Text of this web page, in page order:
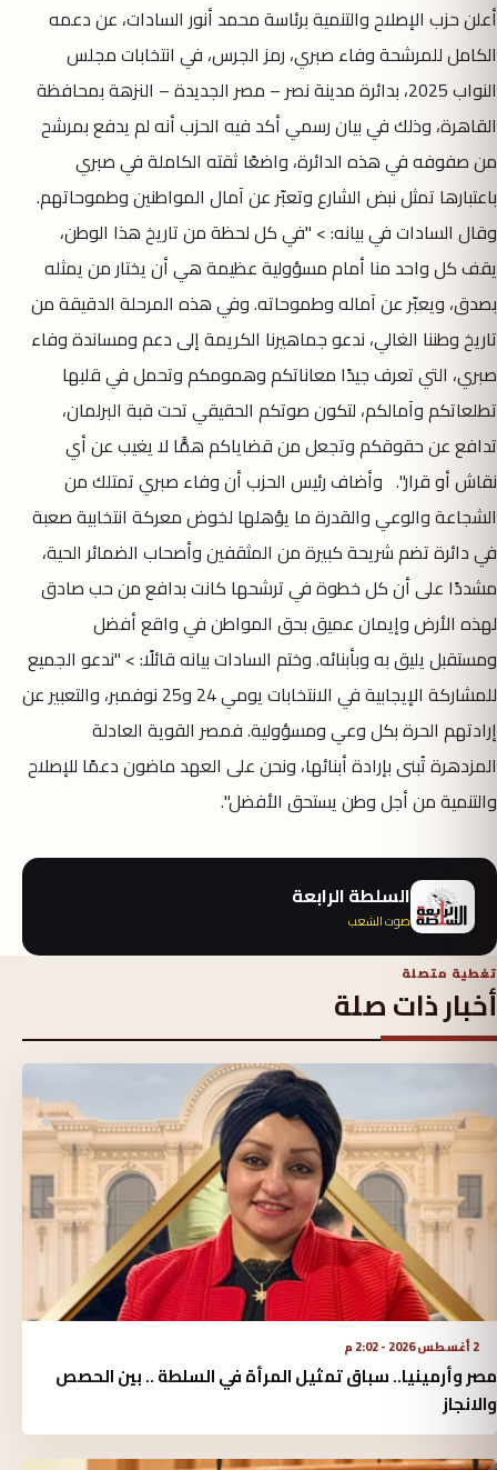
أعلن حزب الإصلاح والتنمية برئاسة محمد أنور السادات، عن دعمه
الكامل للمرشحة وفاء صبري، رمز الجرس، في انتخابات مجلس
النواب 2025، بدائرة مدينة نصر – مصر الجديدة – النزهة بمحافظة
القاهرة، وذلك في بيان رسمي أكد فيه الحزب أنه لم يدفع بمرشح
من صفوفه في هذه الدائرة، واضعًا ثقته الكاملة في صبري
باعتبارها تمثل نبض الشارع وتعبّر عن آمال المواطنين وطموحاتهم.
وقال السادات في بيانه: > "في كل لحظة من تاريخ هذا الوطن،
يقف كل واحد منا أمام مسؤولية عظيمة هي أن يختار من يمثله
بصدق، ويعبّر عن آماله وطموحاته. وفي هذه المرحلة الدقيقة من
تاريخ وطننا الغالي، ندعو جماهيرنا الكريمة إلى دعم ومساندة وفاء
صبري، التي تعرف جيدًا معاناتكم وهمومكم وتحمل في قلبها
تطلعاتكم وآمالكم، لتكون صوتكم الحقيقي تحت قبة البرلمان،
تدافع عن حقوقكم وتجعل من قضاياكم همًّا لا يغيب عن أي
نقاش أو قرار". وأضاف رئيس الحزب أن وفاء صبري تمتلك من
الشجاعة والوعي والقدرة ما يؤهلها لخوض معركة انتخابية صعبة
في دائرة تضم شريحة كبيرة من المثقفين وأصحاب الضمائر الحية،
مشددًا على أن كل خطوة في ترشحها كانت بدافع من حب صادق
لهذه الأرض وإيمان عميق بحق المواطن في واقع أفضل
ومستقبل يليق به وبأبنائه. وختم السادات بيانه قائلًا: > "ندعو الجميع
للمشاركة الإيجابية في الانتخابات يومي 24 و25 نوفمبر، والتعبير عن
إرادتهم الحرة بكل وعي ومسؤولية. فمصر القوية العادلة
المزدهرة تُبنى بإرادة أبنائها، ونحن على العهد ماضون دعمًا للإصلاح
والتنمية من أجل وطن يستحق الأفضل".
السلطة الرابعة
صوت الشعب
تغطية متصلة
أخبار ذات صلة
2 أغسطس 2026 - 2:02 م
مصر وأرمينيا.. سباق تمثيل المرأة في السلطة .. بين الحصص
والانجاز